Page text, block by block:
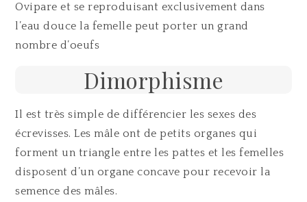
Ovipare et se reproduisant exclusivement dans
l’eau douce la femelle peut porter un grand
nombre d’oeufs
Dimorphisme
Il est très simple de différencier les sexes des
écrevisses. Les mâle ont de petits organes qui
forment un triangle entre les pattes et les femelles
disposent d’un organe concave pour recevoir la
semence des mâles.